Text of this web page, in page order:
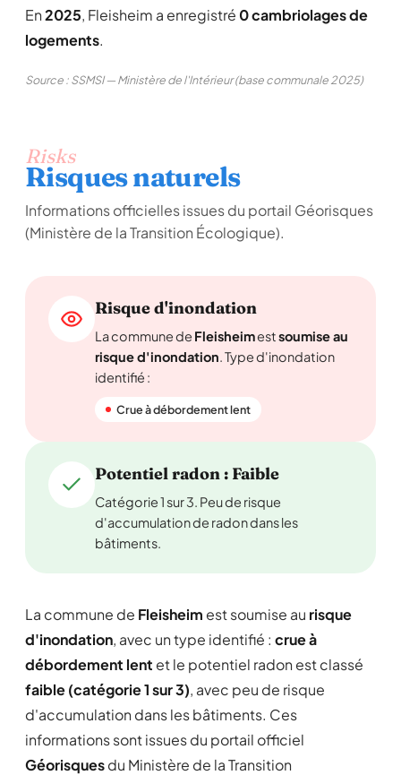
En2025, Fleisheim a enregistré 0 cambriolages de
logements.
Source : SSMSI — Ministère de l'Intérieur (base communale 2025)
Risks
Risques naturels
Informations officielles issues du portail Géorisques
(Ministère de la Transition Écologique).
Risque d'inondation
La commune de Fleisheimestsoumise au
risque d'inondation. Type d'inondation
identifié :
Crue à débordement lent
Potentiel radon : Faible
Catégorie 1 sur 3. Peu de risque
d'accumulation de radon dans les
bâtiments.
La commune de Fleisheim est soumise au risque
d'inondation, avec un type identifié : crue à
débordement lent et le potentiel radon est classé
faible (catégorie 1 sur 3), avec peu de risque
d'accumulation dans les bâtiments. Ces
informations sont issues du portail officiel
Géorisquesdu Ministère de la Transition